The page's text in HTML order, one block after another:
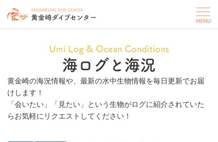
Umi Log & Ocean Conditions
海ログと海況
黄金崎の海況情報や、最新の水中生物情報を毎日更新でお届
けします！
「会いたい」「見たい」という生物がログに紹介されていた
らお気軽にリクエストしてください！